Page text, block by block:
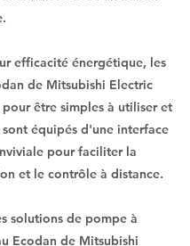
efficacité énergétique, les
de Mitsubishi Electric
pour être simples à utiliser et
équipés d'une interface
pour faciliter la
et le contrôle à distance.
solutions de pompe à
Ecodan de Mitsubishi